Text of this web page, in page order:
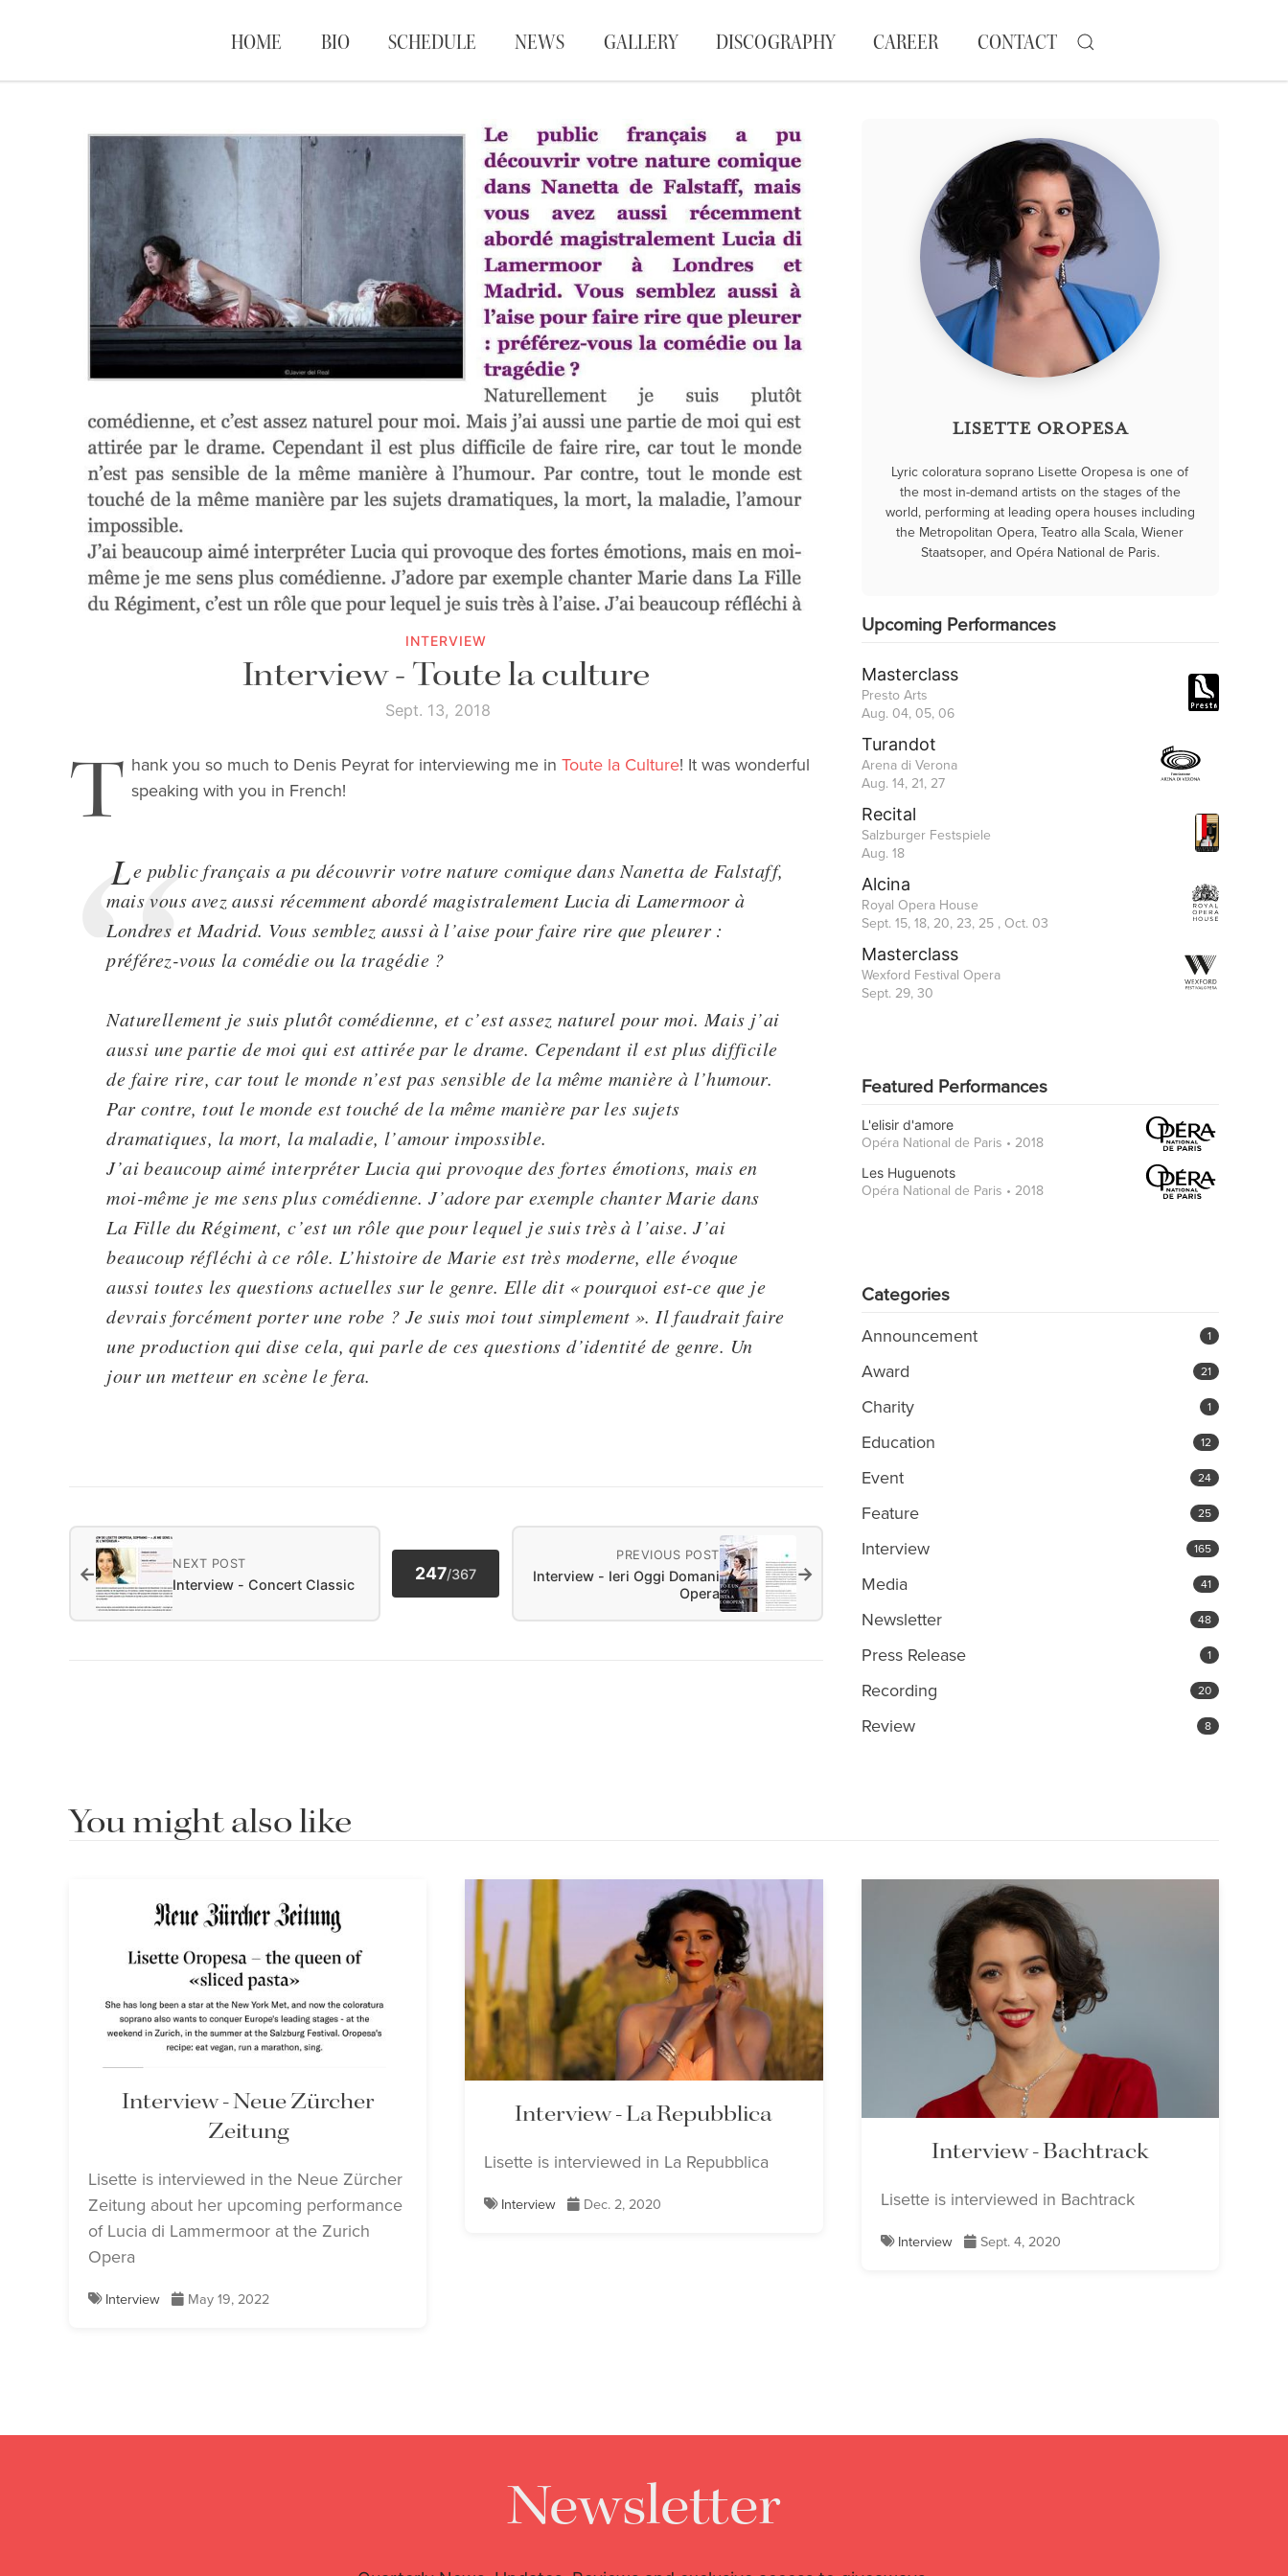
HOME BIO SCHEDULE NEWS GALLERY DISCOGRAPHY CAREER CONTACT
INTERVIEW
Interview - Toute la culture
Sept. 13, 2018
T hank you so much to Denis Peyrat for interviewing me in Toute la Culture! It was wonderful
speaking with you in French!
Le public français a pu découvrir votre nature comique dans Nanetta de Falstaff,
mais vous avez aussi récemment abordé magistralement Lucia di Lamermoor à
Londres et Madrid. Vous semblez aussi à l’aise pour faire rire que pleurer :
préférez-vous la comédie ou la tragédie ?
Naturellement je suis plutôt comédienne, et c’est assez naturel pour moi. Mais j’ai
aussi une partie de moi qui est attirée par le drame. Cependant il est plus difficile
de faire rire, car tout le monde n’est pas sensible de la même manière à l’humour.
Par contre, tout le monde est touché de la même manière par les sujets
dramatiques, la mort, la maladie, l’amour impossible.
J’ai beaucoup aimé interpréter Lucia qui provoque des fortes émotions, mais en
moi-même je me sens plus comédienne. J’adore par exemple chanter Marie dans
La Fille du Régiment, c’est un rôle que pour lequel je suis très à l’aise. J’ai
beaucoup réfléchi à ce rôle. L’histoire de Marie est très moderne, elle évoque
aussi toutes les questions actuelles sur le genre. Elle dit « pourquoi est-ce que je
devrais forcément porter une robe ? Je suis moi tout simplement ». Il faudrait faire
une production qui dise cela, qui parle de ces questions d’identité de genre. Un
jour un metteur en scène le fera.
NEXT POST
Interview - Concert Classic
← 247/367
PREVIOUS POST
Interview - Ieri Oggi Domani
Opera
→
LISETTE OROPESA
Lyric coloratura soprano Lisette Oropesa is one of
the most in-demand artists on the stages of the
world, performing at leading opera houses including
the Metropolitan Opera, Teatro alla Scala, Wiener
Staatsoper, and Opéra National de Paris.
Upcoming Performances
Masterclass
Presto Arts
Aug. 04, 05, 06
Turandot
Arena di Verona
Aug. 14, 21, 27
Recital
Salzburger Festspiele
Aug. 18
Alcina
Royal Opera House
Sept. 15, 18, 20, 23, 25 , Oct. 03
Masterclass
Wexford Festival Opera
Sept. 29, 30
Featured Performances
L'elisir d'amore
Opéra National de Paris • 2018
Les Huguenots
Opéra National de Paris • 2018
Categories
Announcement 1
Award 21
Charity 1
Education 12
Event 24
Feature 25
Interview 165
Media 41
Newsletter 48
Press Release 1
Recording 20
Review 8
You might also like
Interview - Neue Zürcher
Zeitung
Lisette is interviewed in the Neue Zürcher
Zeitung about her upcoming performance
of Lucia di Lammermoor at the Zurich
Opera
Interview May 19, 2022
Interview - La Repubblica
Lisette is interviewed in La Repubblica
Interview Dec. 2, 2020
Interview - Bachtrack
Lisette is interviewed in Bachtrack
Interview Sept. 4, 2020
Newsletter